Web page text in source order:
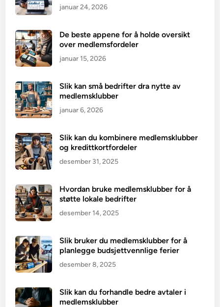
januar 24, 2026
De beste appene for å holde oversikt
over medlemsfordeler
januar 15, 2026
Slik kan små bedrifter dra nytte av
medlemsklubber
januar 6, 2026
Slik kan du kombinere medlemsklubber
og kredittkortfordeler
desember 31, 2025
Hvordan bruke medlemsklubber for å
støtte lokale bedrifter
desember 14, 2025
Slik bruker du medlemsklubber for å
planlegge budsjettvennlige ferier
desember 8, 2025
Slik kan du forhandle bedre avtaler i
medlemsklubber